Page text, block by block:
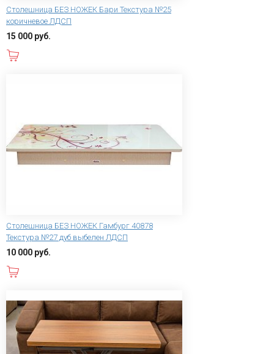
Столешница БЕЗ НОЖЕК Бари Текстура №25
коричневое ЛДСП
15 000 руб.
Столешница БЕЗ НОЖЕК Гамбург 40878
Текстура №27 дуб выбелен ЛДСП
10 000 руб.